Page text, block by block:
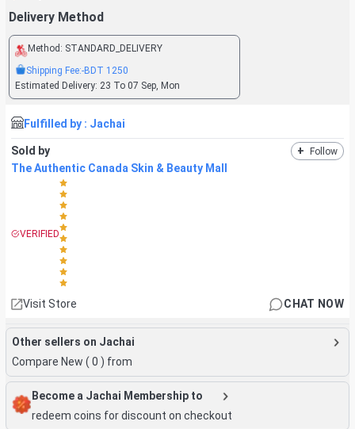
Delivery Method
Method: STANDARD_DELIVERY
Shipping Fee:-BDT 1250
Estimated Delivery: 23 To 07 Sep, Mon
Fulfilled by : Jachai
Sold by + Follow
The Authentic Canada Skin & Beauty Mall
VERIFIED
Visit Store CHAT NOW
Other sellers on Jachai
Compare New ( 0 ) from
Become a Jachai Membership to
redeem coins for discount on checkout